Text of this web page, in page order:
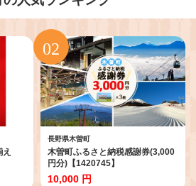
長野県木曽町
木曽町ふるさと納税感謝券(3,000
円分)【1420745】
10,000 円